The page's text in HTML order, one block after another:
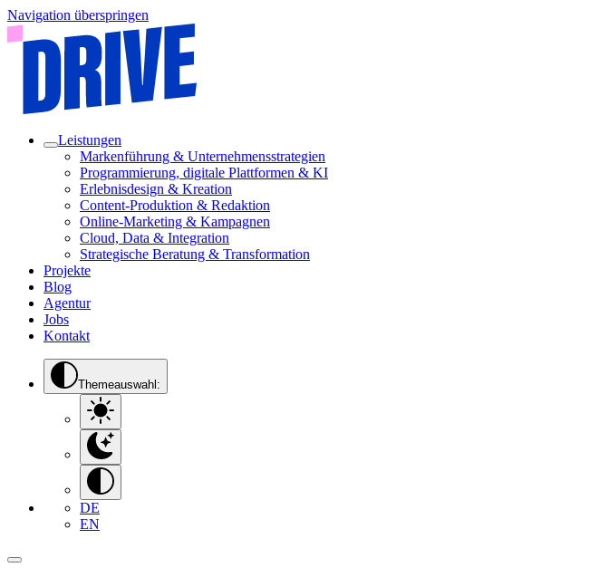
Navigation überspringen
Leistungen
Markenführung & Unternehmensstrategien
Programmierung, digitale Plattformen & KI
Erlebnisdesign & Kreation
Content-Produktion & Redaktion
Online-Marketing & Kampagnen
Cloud, Data & Integration
Strategische Beratung & Transformation
Projekte
Blog
Agentur
Jobs
Kontakt
Themeauswahl:
DE
EN